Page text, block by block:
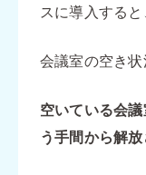
スに導入すると
会議室の空き状
空いている会
う手間から解